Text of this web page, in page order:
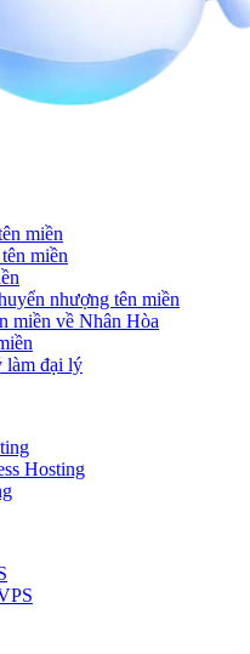
miền
miền
nhượng tên miền
miền về Nhân Hòa
làm đại lý
Hosting